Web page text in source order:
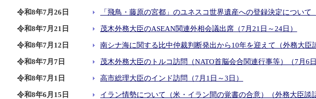
令和8年7月26日 「飛鳥・藤原の宮都」のユネスコ世界遺産への登録決定につい
令和8年7月21日 茂木外務大臣のASEAN関連外相会議出席（7月21日～24日）
令和8年7月12日 南シナ海に関する比中仲裁判断発出から10年を迎えて（外務大臣
令和8年7月7日 茂木外務大臣のトルコ訪問（NATO首脳会合関連行事等）（7月6日
令和8年7月1日 高市総理大臣のインド訪問（7月1日～3日）
令和8年6月15日 イラン情勢について（米・イラン間の覚書の合意）（外務大臣談